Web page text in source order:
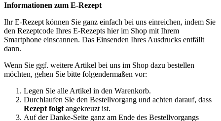
Informationen zum E-Rezept
Ihr E-Rezept können Sie ganz einfach bei uns einreichen, indem Sie
den Rezeptcode Ihres E-Rezepts hier im Shop mit Ihrem
Smartphone einscannen. Das Einsenden Ihres Ausdrucks entfällt
dann.
Wenn Sie ggf. weitere Artikel bei uns im Shop dazu bestellen
möchten, gehen Sie bitte folgendermaßen vor:
Legen Sie alle Artikel in den Warenkorb.
Durchlaufen Sie den Bestellvorgang und achten darauf, dass
Rezept folgt angekreuzt ist.
Auf der Danke-Seite ganz am Ende des Bestellvorgangs